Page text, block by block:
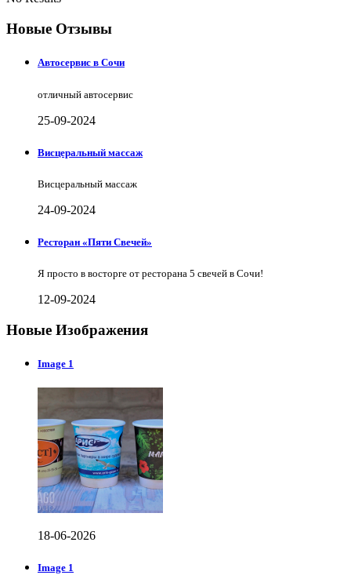
Новые Отзывы
Автосервис в Сочи
отличный автосервис
25-09-2024
Висцеральный массаж
Висцеральный массаж
24-09-2024
Ресторан «Пяти Свечей»
Я просто в восторге от ресторана 5 свечей в Сочи!
12-09-2024
Новые Изображения
Image 1
18-06-2026
Image 1